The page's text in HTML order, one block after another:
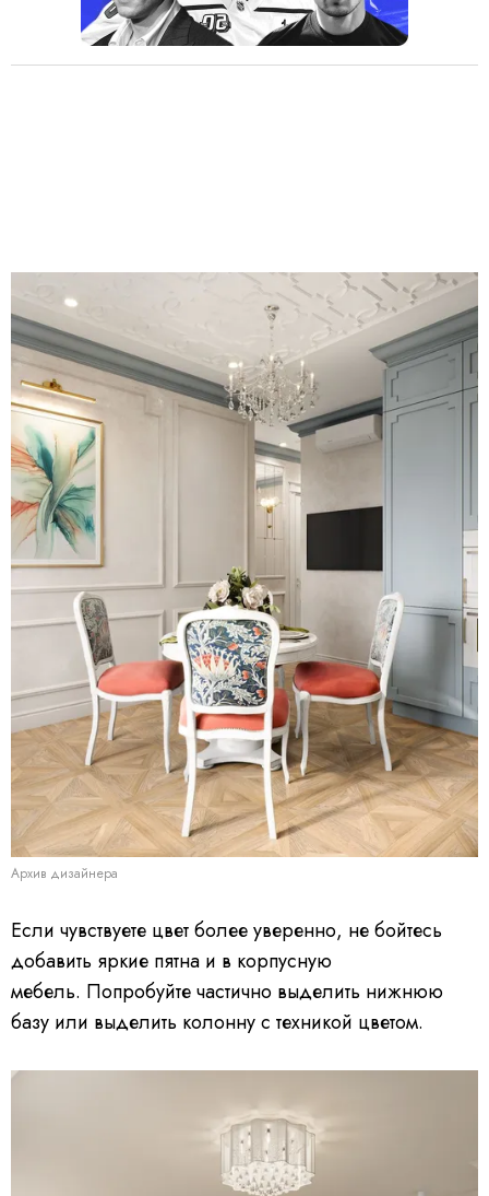
Архив дизайнера
Если чувствуете цвет более уверенно, не бойтесь
добавить яркие пятна и в корпусную
мебель. Попробуйте частично выделить нижнюю
базу или выделить колонну с техникой цветом.